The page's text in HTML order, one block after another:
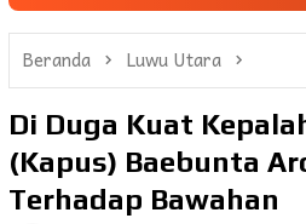
Beranda Luwu Utara
Di Duga Kuat
(Kapus) Baebunta
Terhadap Bawahan